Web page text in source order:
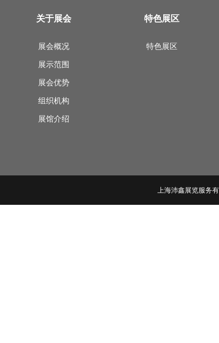
关于展会
展会概况
展示范围
展会优势
组织机构
展馆介绍
特色展区
特色展区
上海沛鑫展览服